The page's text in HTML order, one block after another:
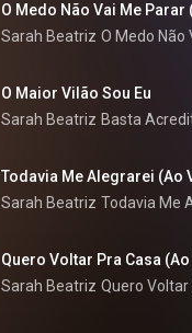
O Medo Não Vai Me Parar
Sarah Beatriz O Medo Não
O Maior Vilão Sou Eu
Sarah Beatriz Basta
Todavia Me Alegrarei (Ao
Sarah Beatriz Todavia Me
Quero Voltar Pra Casa
Sarah Beatriz Quero Voltar